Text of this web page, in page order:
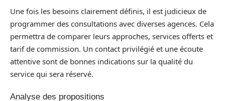
Une fois les besoins clairement définis, il est judicieux de
programmer des consultations avec diverses agences. Cela
permettra de comparer leurs approches, services offerts et
tarif de commission. Un contact privilégié et une écoute
attentive sont de bonnes indications sur la qualité du
service qui sera réservé.
Analyse des propositions